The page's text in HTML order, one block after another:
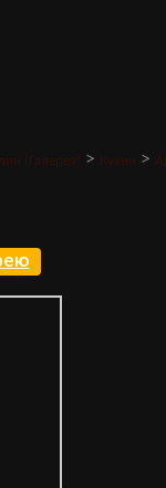
(Галерея) > Кухни >